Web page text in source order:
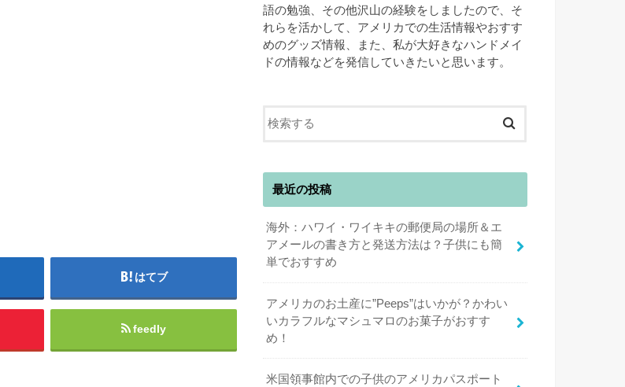
はてブ
feedly
語の勉強、その他沢山の経験をしましたので、そ
れらを活かして、アメリカでの生活情報やおすす
めのグッズ情報、また、私が大好きなハンドメイ
ドの情報などを発信していきたいと思います。
最近の投稿
海外：ハワイ・ワイキキの郵便局の場所＆エ
アメールの書き方と発送方法は？子供にも簡
単でおすすめ
アメリカのお土産に”Peeps”はいかが？かわい
いカラフルなマシュマロのお菓子がおすす
め！
米国領事館内での子供のアメリカパスポート